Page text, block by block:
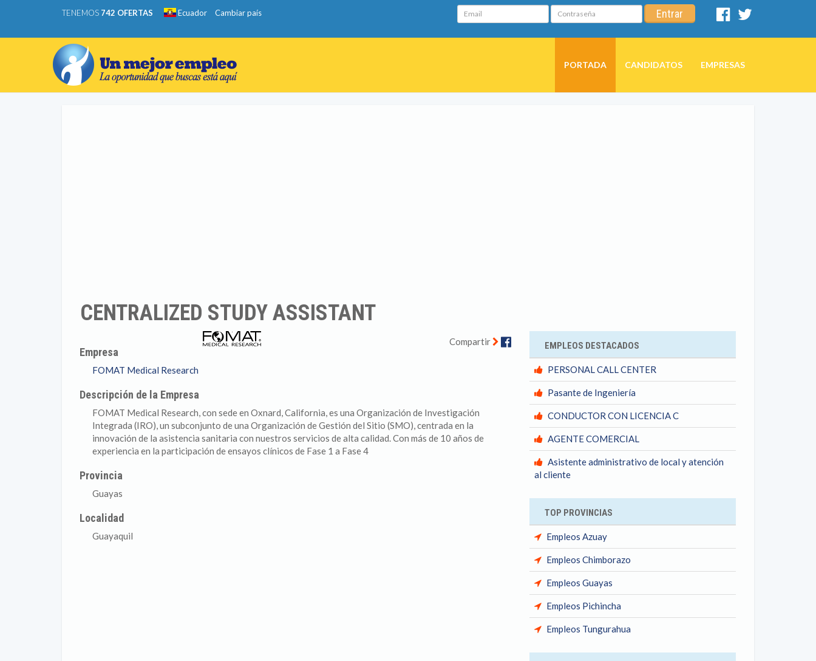
TENEMOS 742 OFERTAS Ecuador Cambiar país Email Contraseña Entrar
Facebook
PORTADA CANDIDATOS EMPRESAS
CENTRALIZED STUDY ASSISTANT
Compartir Facebook
Empresa
FOMAT Medical Research
Descripción de la Empresa
FOMAT Medical Research, con sede en Oxnard, California, es una Organización de Investigación
Integrada (IRO), un subconjunto de una Organización de Gestión del Sitio (SMO), centrada en la
innovación de la asistencia sanitaria con nuestros servicios de alta calidad. Con más de 10 años de
experiencia en la participación de ensayos clínicos de Fase 1 a Fase 4
Provincia
Guayas
Localidad
Guayaquil
EMPLEOS DESTACADOS
PERSONAL CALL CENTER
Pasante de Ingeniería
CONDUCTOR CON LICENCIA C
AGENTE COMERCIAL
Asistente administrativo de local y atención
al cliente
TOP PROVINCIAS
Empleos Azuay
Empleos Chimborazo
Empleos Guayas
Empleos Pichincha
Empleos Tungurahua